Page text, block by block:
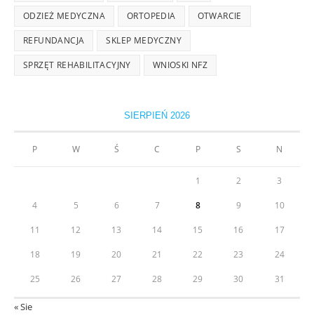
ODZIEŻ MEDYCZNA ORTOPEDIA OTWARCIE
REFUNDANCJA SKLEP MEDYCZNY
SPRZĘT REHABILITACYJNY WNIOSKI NFZ
SIERPIEŃ 2026
P W Ś C P S N
1 2 3
4 5 6 7 8 9 10
11 12 13 14 15 16 17
18 19 20 21 22 23 24
25 26 27 28 29 30 31
« Sie